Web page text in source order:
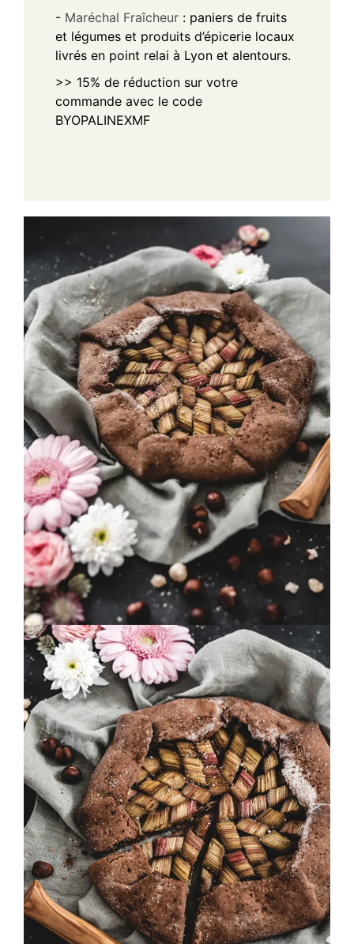
- Maréchal Fraîcheur : paniers de fruits
et légumes et produits d’épicerie locaux
livrés en point relai à Lyon et alentours.
>> 15% de réduction sur votre
commande avec le code
BYOPALINEXMF